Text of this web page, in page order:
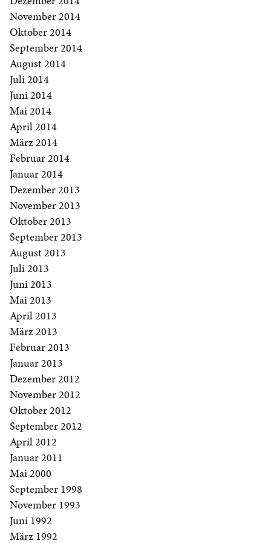
November 2014
Oktober 2014
September 2014
August 2014
Juli 2014
Juni 2014
Mai 2014
April 2014
März 2014
Februar 2014
Januar 2014
Dezember 2013
November 2013
Oktober 2013
September 2013
August 2013
Juli 2013
Juni 2013
Mai 2013
April 2013
März 2013
Februar 2013
Januar 2013
Dezember 2012
November 2012
Oktober 2012
September 2012
April 2012
Januar 2011
Mai 2000
September 1998
November 1993
Juni 1992
März 1992